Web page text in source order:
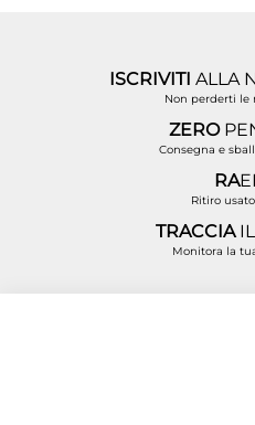
ISCRIVITIALLA
Non perderti le
ZERO
Consegna e
RA
Ritiro
TRACCIA
Monitora la